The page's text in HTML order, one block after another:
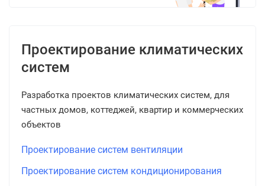
Проектирование климатических
систем
Разработка проектов климатических систем, для
частных домов, коттеджей, квартир и коммерческих
объектов
Проектирование систем вентиляции
Проектирование систем кондиционирования